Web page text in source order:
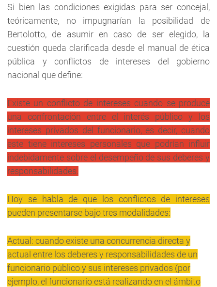
Si bien las condiciones exigidas para ser concejal,
teóricamente, no impugnarían la posibilidad de
Bertolotto, de asumir en caso de ser elegido, la
cuestión queda clarificada desde el manual de ética
pública y conflictos de intereses del gobierno
nacional que define:
Existe un conflicto de intereses cuando se produce
una confrontación entre el interés público y los
intereses privados del funcionario, es decir, cuando
este tiene intereses personales que podrían influir
indebidamente sobre el desempeño de sus deberes y
responsabilidades.
Hoy se habla de que los conflictos de intereses
pueden presentarse bajo tres modalidades:
Actual: cuando existe una concurrencia directa y
actual entre los deberes y responsabilidades de un
funcionario público y sus intereses privados (por
ejemplo, el funcionario está realizando en el ámbito